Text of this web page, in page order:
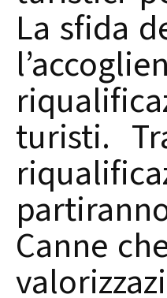
La sfida
turisti.
Canne